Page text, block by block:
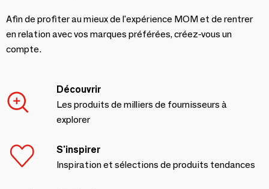
Afin de profiter au mieux de l'expérience MOM et de rentrer
en relation avec vos marques préférées, créez-vous un
compte.
Découvrir
Les produits de milliers de fournisseurs à
explorer
S'inspirer
Inspiration et sélections de produits tendances